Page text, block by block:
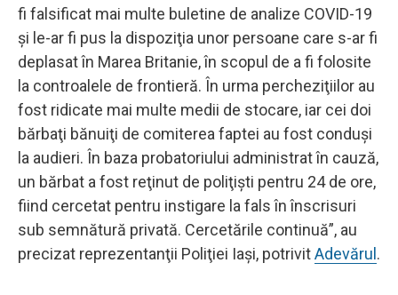
fi falsificat mai multe buletine de analize COVID-19
şi le-ar fi pus la dispoziţia unor persoane care s-ar fi
deplasat în Marea Britanie, în scopul de a fi folosite
la controalele de frontieră. În urma percheziţiilor au
fost ridicate mai multe medii de stocare, iar cei doi
bărbaţi bănuiţi de comiterea faptei au fost conduşi
la audieri. În baza probatoriului administrat în cauză,
un bărbat a fost reţinut de poliţişti pentru 24 de ore,
fiind cercetat pentru instigare la fals în înscrisuri
sub semnătură privată. Cercetările continuă”, au
precizat reprezentanţii Poliţiei Iaşi, potrivitAdevărul.